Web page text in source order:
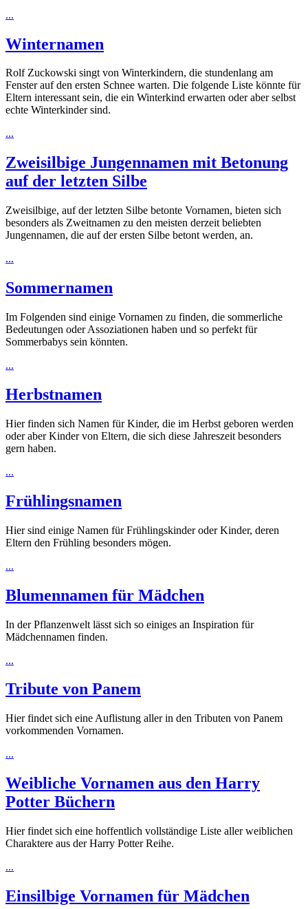
...
Winternamen
Rolf Zuckowski singt von Winterkindern, die stundenlang am
Fenster auf den ersten Schnee warten. Die folgende Liste könnte für
Eltern interessant sein, die ein Winterkind erwarten oder aber selbst
echte Winterkinder sind.
...
Zweisilbige Jungennamen mit Betonung
auf der letzten Silbe
Zweisilbige, auf der letzten Silbe betonte Vornamen, bieten sich
besonders als Zweitnamen zu den meisten derzeit beliebten
Jungennamen, die auf der ersten Silbe betont werden, an.
...
Sommernamen
Im Folgenden sind einige Vornamen zu finden, die sommerliche
Bedeutungen oder Assoziationen haben und so perfekt für
Sommerbabys sein könnten.
...
Herbstnamen
Hier finden sich Namen für Kinder, die im Herbst geboren werden
oder aber Kinder von Eltern, die sich diese Jahreszeit besonders
gern haben.
...
Frühlingsnamen
Hier sind einige Namen für Frühlingskinder oder Kinder, deren
Eltern den Frühling besonders mögen.
...
Blumennamen für Mädchen
In der Pflanzenwelt lässt sich so einiges an Inspiration für
Mädchennamen finden.
...
Tribute von Panem
Hier findet sich eine Auflistung aller in den Tributen von Panem
vorkommenden Vornamen.
...
Weibliche Vornamen aus den Harry
Potter Büchern
Hier findet sich eine hoffentlich vollständige Liste aller weiblichen
Charaktere aus der Harry Potter Reihe.
...
Einsilbige Vornamen für Mädchen